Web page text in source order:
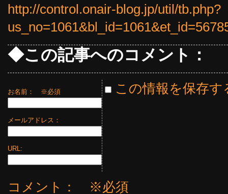
http://control.onair-blog.jp/util/tb.php?
◆この記事へのコメント：
お名前： ※必須
メールアドレス：
URL:
この情報を保存す
コメント： ※必須